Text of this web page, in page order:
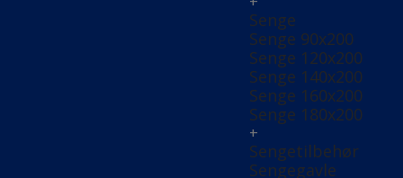
Senge
Senge 90x200
Senge 120x200
Senge 140x200
Senge 160x200
Senge 180x200
+
Sengetilbehør
Sengegavle